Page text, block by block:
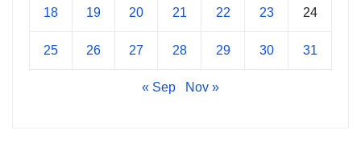
18 19 20 21 22 23 24
25 26 27 28 29 30 31
« Sep Nov »